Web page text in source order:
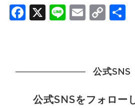
Facebook
X LineEmail
Copy
Link
公式SNS
公式SNSをフォロー